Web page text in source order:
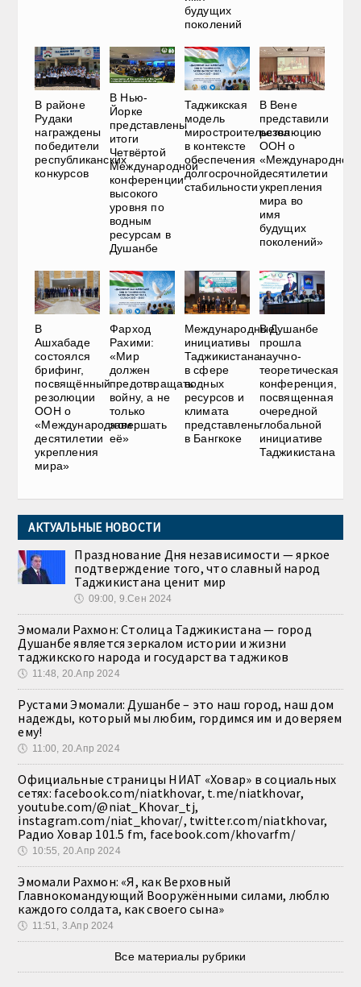
будущих
поколений
В районе
Рудаки
награждены
победители
республиканских
конкурсов
В Нью-
Йорке
представлены
итоги
Четвёртой
Международной
конференции
высокого
уровня по
водным
ресурсам в
Душанбе
Таджикская
модель
миростроительства
в контексте
обеспечения
долгосрочной
стабильности
В Вене
представили
резолюцию
ООН о
«Международном
десятилетии
укрепления
мира во
имя
будущих
поколений»
В
Ашхабаде
состоялся
брифинг,
посвящённый
резолюции
ООН о
«Международном
десятилетии
укрепления
мира»
Фарход
Рахими:
«Мир
должен
предотвращать
войну, а не
только
завершать
её»
Международные
инициативы
Таджикистана
в сфере
водных
ресурсов и
климата
представлены
в Бангкоке
В Душанбе
прошла
научно-
теоретическая
конференция,
посвященная
очередной
глобальной
инициативе
Таджикистана
АКТУАЛЬНЫЕ НОВОСТИ
Празднование Дня независимости — яркое
подтверждение того, что славный народ
Таджикистана ценит мир
🕔 09:00, 9.Сен 2024
Эмомали Рахмон: Столица Таджикистана — город
Душанбе является зеркалом истории и жизни
таджикского народа и государства таджиков
🕔 11:48, 20.Апр 2024
Рустами Эмомали: Душанбе – это наш город, наш дом
надежды, который мы любим, гордимся им и доверяем
ему!
🕔 11:00, 20.Апр 2024
Официальные страницы НИАТ «Ховар» в социальных
сетях: facebook.com/niatkhovar, t.me/niatkhovar,
youtube.com/@niat_Khovar_tj,
instagram.com/niat_khovar/, twitter.com/niatkhovar,
Радио Ховар 101.5 fm, facebook.com/khovarfm/
🕔 10:55, 20.Апр 2024
Эмомали Рахмон: «Я, как Верховный
Главнокомандующий Вооружёнными силами, люблю
каждого солдата, как своего сына»
🕔 11:51, 3.Апр 2024
Все материалы рубрики